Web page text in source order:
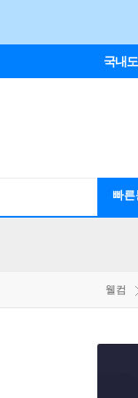
국내
빠른
웰컴